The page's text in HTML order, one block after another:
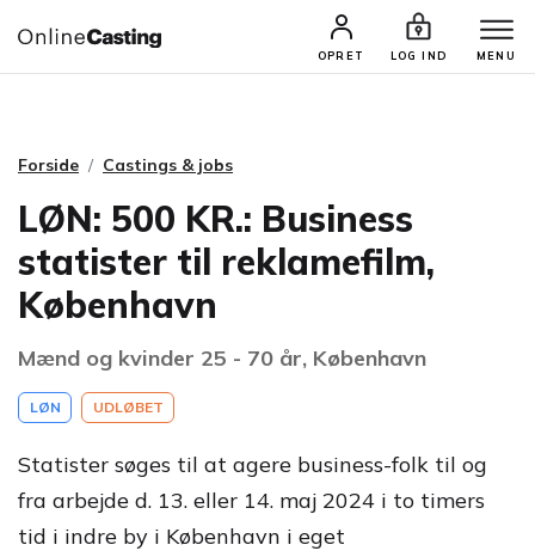
OPRET LOG IND MENU
CASTINGS & JOBS SØG PROFIL
Forside Castings & jobs
LØN: 500 KR.: Business
statister til reklamefilm,
København
Mænd og kvinder 25 - 70 år, København
LØN UDLØBET
Statister søges til at agere business-folk til og
fra arbejde d. 13. eller 14. maj 2024 i to timers
tid i indre by i København i eget